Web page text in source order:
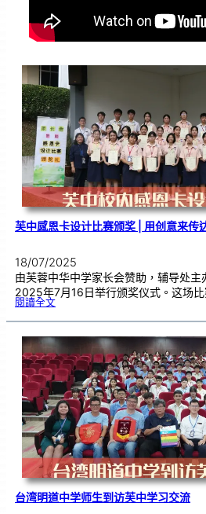
芙中感恩卡设计比赛颁奖 | 用创意来传
18/07/2025
由芙蓉中华中学家长会赞助，辅导处主
2025年7月16日举行颁奖仪式。这场
閱讀全文:芙
恩
设
计
赛
颁
奖
|用
创
意
传
达
爱
台湾明道中学师生到访芙中学习交流